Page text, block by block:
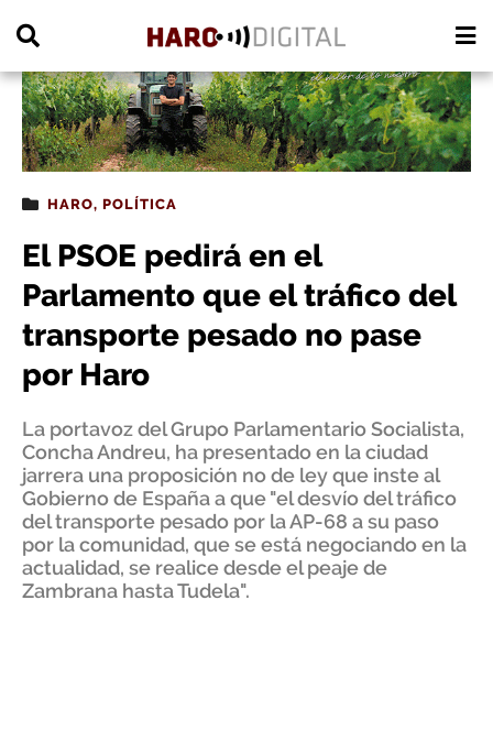
HARO, POLÍTICA
El PSOE pedirá en el
Parlamento que el tráfico del
transporte pesado no pase
por Haro
La portavoz del Grupo Parlamentario Socialista,
Concha Andreu, ha presentado en la ciudad
jarrera una proposición no de ley que inste al
Gobierno de España a que "el desvío del tráfico
del transporte pesado por la AP-68 a su paso
por la comunidad, que se está negociando en la
actualidad, se realice desde el peaje de
Zambrana hasta Tudela".